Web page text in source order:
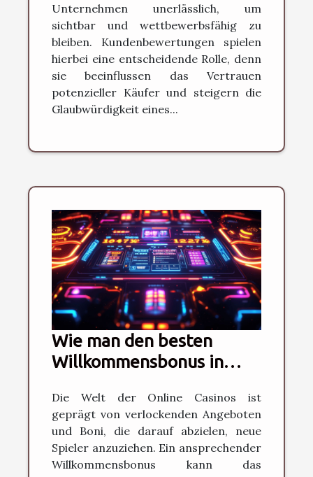
Unternehmen unerlässlich, um
sichtbar und wettbewerbsfähig zu
bleiben. Kundenbewertungen spielen
hierbei eine entscheidende Rolle, denn
sie beeinflussen das Vertrauen
potenzieller Käufer und steigern die
Glaubwürdigkeit eines...
Wie man den besten
Willkommensbonus in
Die Welt der Online Casinos ist
geprägt von verlockenden Angeboten
und Boni, die darauf abzielen, neue
Spieler anzuziehen. Ein ansprechender
Willkommensbonus kann das